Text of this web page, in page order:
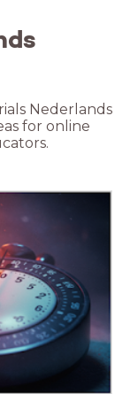
Nederlands
for online